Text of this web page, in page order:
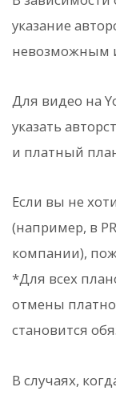
указание
невозможным
Для видео на
указать
и платный
Если вы не
(например, в
компании),
*Для всех
отмены
становится
В случаях,